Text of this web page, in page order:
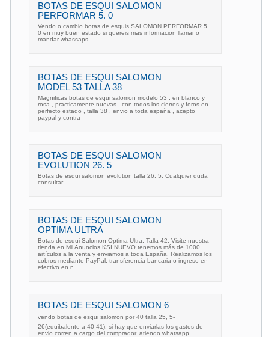
BOTAS DE ESQUI SALOMON
PERFORMAR 5. 0
Vendo o cambio botas de esquis SALOMON PERFORMAR 5.
0 en muy buen estado si quereis mas informacion llamar o
mandar whassaps
BOTAS DE ESQUI SALOMON
MODEL 53 TALLA 38
Magnificas botas de esqui salomon modelo 53 , en blanco y
rosa , practicamente nuevas , con todos los cierres y foros en
perfecto estado , talla 38 , envio a toda españa , acepto
paypal y contra
BOTAS DE ESQUI SALOMON
EVOLUTION 26. 5
Botas de esqui salomon evolution talla 26. 5. Cualquier duda
consultar.
BOTAS DE ESQUI SALOMON
OPTIMA ULTRA
Botas de esqui Salomon Optima Ultra. Talla 42. Visite nuestra
tienda en Mil Anuncios KSI NUEVO tenemos más de 1000
artículos a la venta y enviamos a toda España. Realizamos los
cobros mediante PayPal, transferencia bancaria o ingreso en
efectivo en n
BOTAS DE ESQUI SALOMON 6
vendo botas de esqui salomon por 40 talla 25, 5-
26(equibalente a 40-41). si hay que enviarlas los gastos de
envio corren a cargo del comprador. atiendo whatsapp.